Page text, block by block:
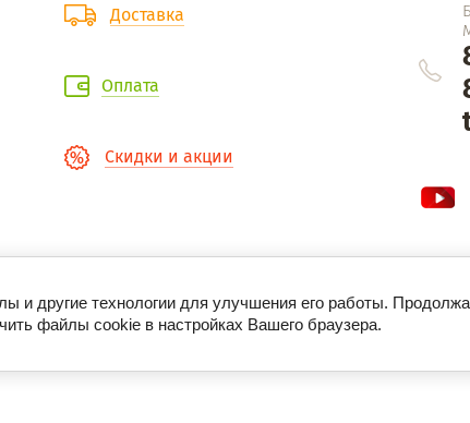
Доставка
Оплата
Скидки и акции
и другие технологии для улучшения его работы.
файлы cookie в настройках Вашего браузера.